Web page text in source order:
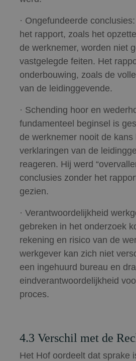
· Ongefundeerde
het rapport, zoals het
de werknemer, worden niet
vastgelegde feiten. Het
onderbouwing, zoals de
van de leidinggevende.
· Schending hoor en
fundamenteel beginsel is
de werknemer nooit de kans
verklaringen van de
reageren. Hij werd
conclusies zonder het
gezien.
· Verantwoordelijkheid
gebreken in het onderzoek
rekening en risico van de
werkgever kan zich niet
een ingehuurd bureau en
eindverantwoordelijkheid
proces.
4.3 Verschil met de
Het Hof oordeelt dat sprake